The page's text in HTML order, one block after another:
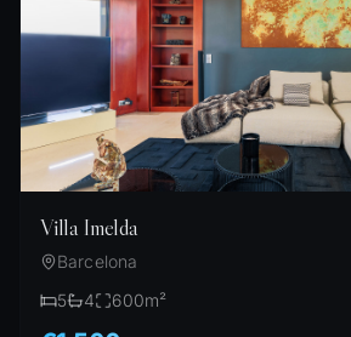
Villa Imelda
Barcelona
5
4 600m²